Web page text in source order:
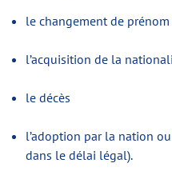
le changement de
l’acquisition de la
le décès
l’adoption par la nation
dans le délai légal).